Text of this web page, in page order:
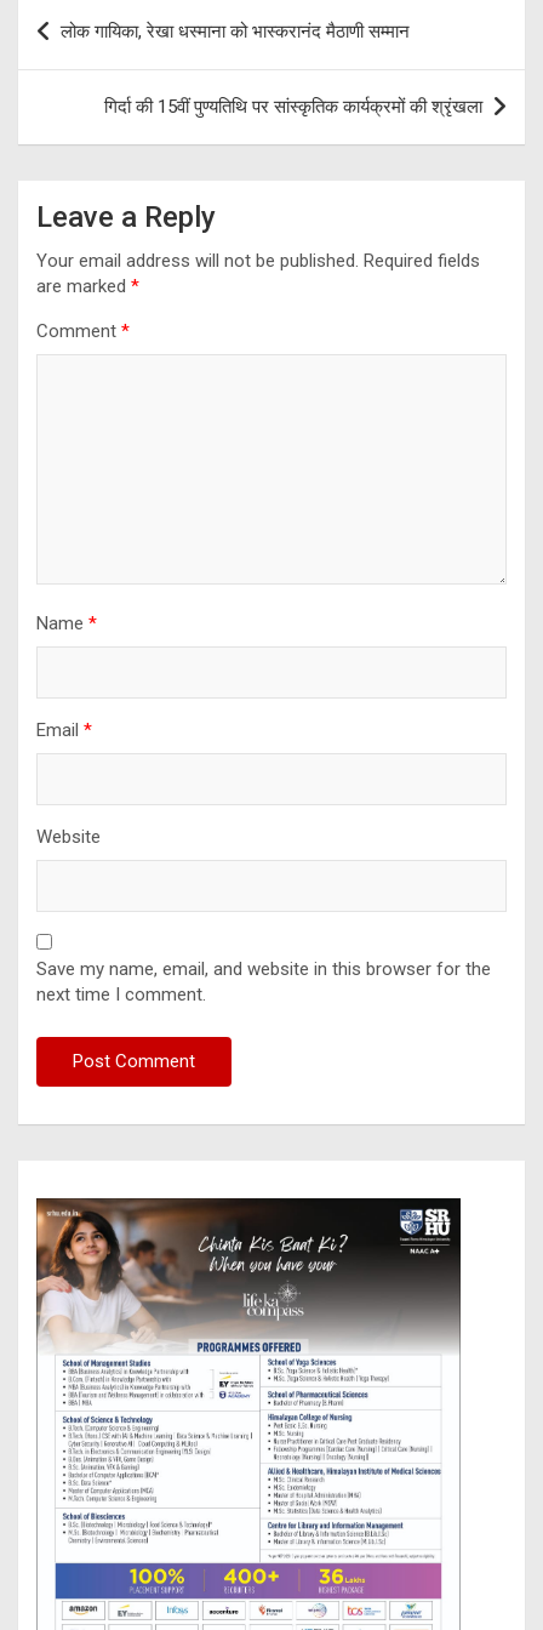
o
gr
a
m
s
A
p
p
Post
navigation
लोक गायिका, रेखा धस्माना को भास्करानंद मैठाणी सम्मान
गिर्दा की 15वीं पुण्यतिथि पर सांस्कृतिक कार्यक्रमों की श्रृंखला
Leave a Reply
Your email address will not be published. Required fields
are marked *
Comment *
Name *
Email *
Website
Save my name, email, and website in this browser for the
next time I comment.